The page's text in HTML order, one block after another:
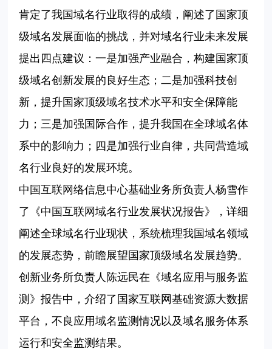
肯定了我国域名行业取得的成绩，阐述了国家顶
级域名发展面临的挑战，并对域名行业未来发展
提出四点建议：一是加强产业融合，构建国家顶
级域名创新发展的良好生态；二是加强科技创
新，提升国家顶级域名技术水平和安全保障能
力；三是加强国际合作，提升我国在全球域名体
系中的影响力；四是加强行业自律，共同营造域
名行业良好的发展环境。
中国互联网络信息中心基础业务所负责人杨雪作
了《中国互联网域名行业发展状况报告》，详细
阐述全球域名行业现状，系统梳理我国域名领域
的发展态势，前瞻展望国家顶级域名发展趋势。
创新业务所负责人陈远民在《域名应用与服务监
测》报告中，介绍了国家互联网基础资源大数据
平台，不良应用域名监测情况以及域名服务体系
运行和安全监测结果。